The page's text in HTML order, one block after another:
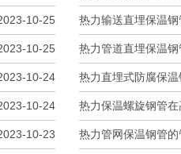
10-25 热力输送直埋保温
10-25 热力管道直埋保温
10-24 热力直埋式防腐保
10-24 热力保温螺旋钢管
10-23 热力管网保温钢管